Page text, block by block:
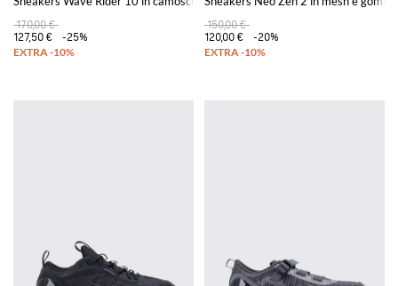
170,00 €
127,50 €
-25%
150,00 €
120,00 €
-20%